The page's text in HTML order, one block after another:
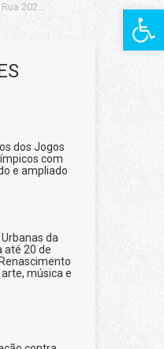
Barra de
2020 terá esquema especial
dos Jogos
com
e ampliado
da
até 20 de
música e